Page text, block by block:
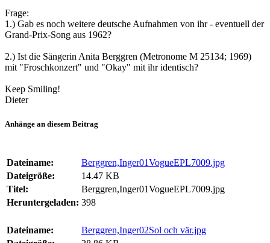
Frage:
1.) Gab es noch weitere deutsche Aufnahmen von ihr - eventuell der
Grand-Prix-Song aus 1962?
2.) Ist die Sängerin Anita Berggren (Metronome M 25134; 1969)
mit "Froschkonzert" und "Okay" mit ihr identisch?
Keep Smiling!
Dieter
Anhänge an diesem Beitrag
Dateiname:
Berggren,Inger01VogueEPL7009.jpg
Dateigröße:
14.47 KB
Titel:
Berggren,Inger01VogueEPL7009.jpg
Heruntergeladen: 398
Dateiname:
Berggren,Inger02Sol och vär.jpg